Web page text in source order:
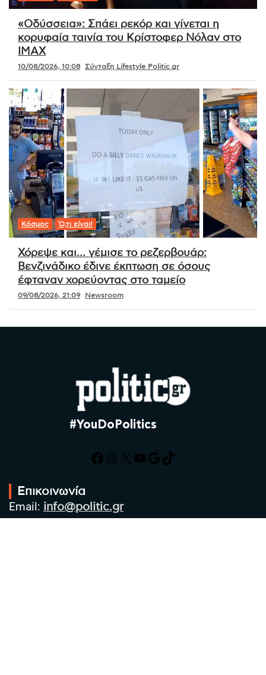
«Οδύσσεια»: Σπάει ρεκόρ και γίνεται η
κορυφαία ταινία του Κρίστοφερ Νόλαν στο
IMAX
10/08/2026, 10:08 Σύνταξη Lifestyle Politic.gr
Κόσμος Ό,τι είναι!
Χόρεψε και… γέμισε το ρεζερβουάρ:
Βενζινάδικο έδινε έκπτωση σε όσους
έφταναν χορεύοντας στο ταμείο
09/08/2026, 21:09 Newsroom
#YouDoPolitics
Facebook
Instagram
X YouTube
Google
TikTok
Επικοινωνία
Email: info@politic.gr
Τηλ: